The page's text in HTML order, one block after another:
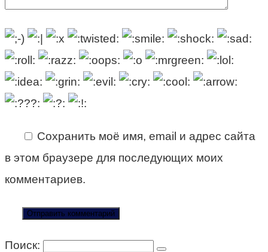
Сохранить моё имя, email и адрес сайта
в этом браузере для последующих моих
комментариев.
Поиск: